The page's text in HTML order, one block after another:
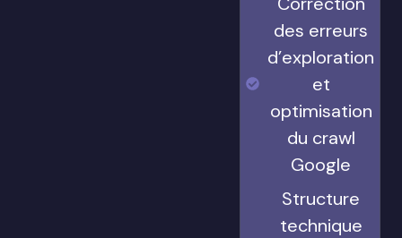
des erreurs
d’exploration
et
optimisation
du crawl
Google
Structure
technique